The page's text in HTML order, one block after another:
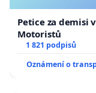
Petice za demisi
Motoristů
1 821 podpisů
Oznámení o